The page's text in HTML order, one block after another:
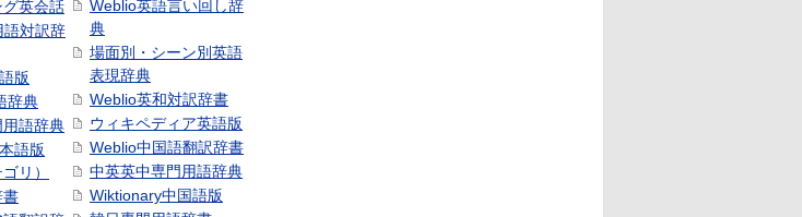
英会話
語対訳辞
版
辞典
用語辞典
語版
リ）
書
Weblio英語言い回し辞
典
場面別・シーン別英語
表現辞典
Weblio英和対訳辞書
ウィキペディア英語版
Weblio中国語翻訳辞書
中英英中専門用語辞典
Wiktionary中国語版